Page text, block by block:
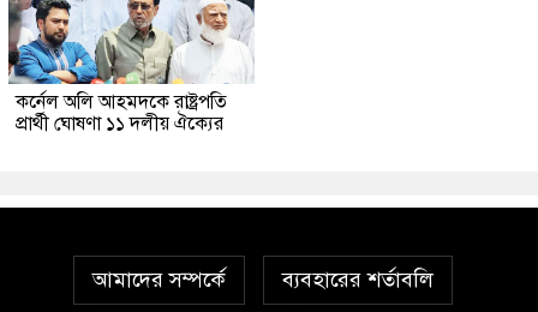
কর্নেল অলি আহমদকে রাষ্ট্রপতি
প্রার্থী ঘোষণা ১১ দলীয় ঐক্যের
আমাদের সম্পর্কে ব্যবহারের শর্তাবলি